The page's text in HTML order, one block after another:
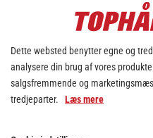
0
0
Dette websted benytter egne og
analysere din brug af vores
salgsfremmende og
tredjeparter. Læs mere